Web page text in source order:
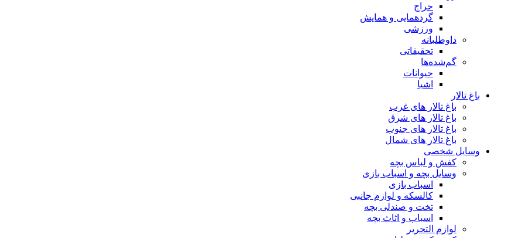
حراج
گردهمایی و همایش
ورزشی
داوطلبانه
تحقیقاتی
گم‌شده‌ها
حیوانات
اشیا
باغ تالار
باغ تالار های غرب
باغ تالار های شرق
باغ تالار های جنوب
باغ تالار های شمال
وسایل شخصی
کفش و لباس بچه
وسایل بچه و اسباب بازی
اسباب بازی
کالسکه و لوازم جانبی
تخت و صندلی بچه
اسباب و اثاث بچه
لوازم التحریر